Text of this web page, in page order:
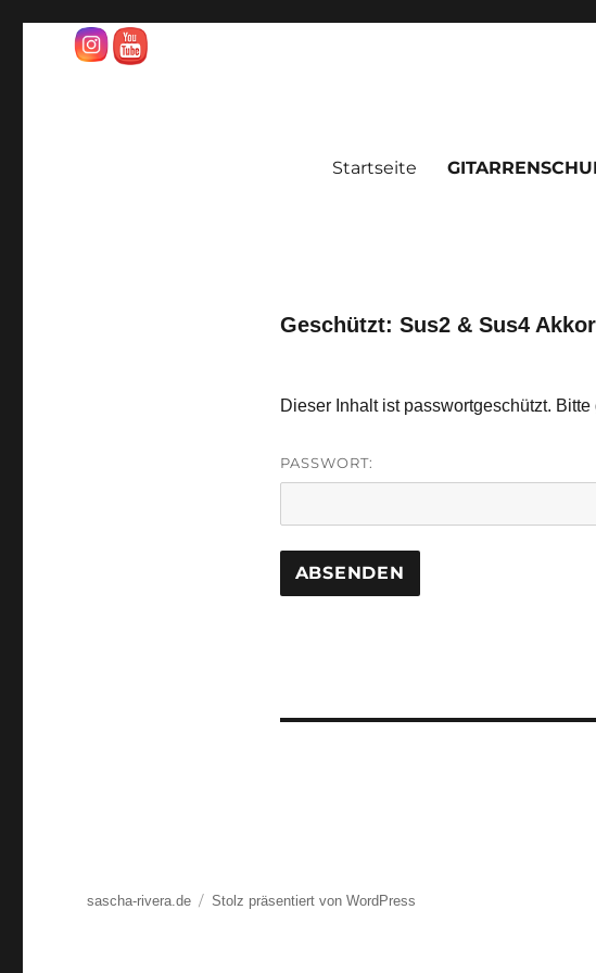
Startseite
Geschützt: Sus2 & Sus4
Dieser Inhalt ist passwortgeschützt.
PASSWORT:
sascha-rivera.de Stolz präsentiert von WordPress